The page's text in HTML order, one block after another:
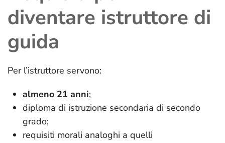
diventare istruttore di
guida
Per l’istruttore servono:
almeno 21 anni;
diploma di istruzione secondaria di secondo
grado;
requisiti morali analoghi a quelli